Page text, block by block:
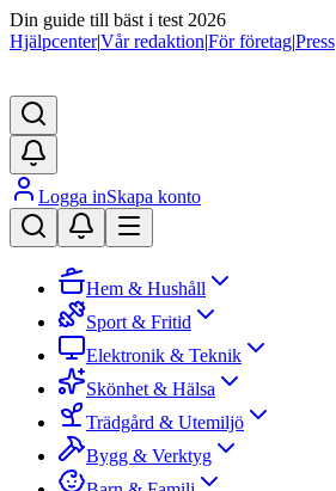
Din guide till bäst i test 2026
Hjälpcenter|Vår redaktion|För företag|Press
Logga inSkapa konto
Hem & Hushåll
Sport & Fritid
Elektronik & Teknik
Skönhet & Hälsa
Trädgård & Utemiljö
Bygg & Verktyg